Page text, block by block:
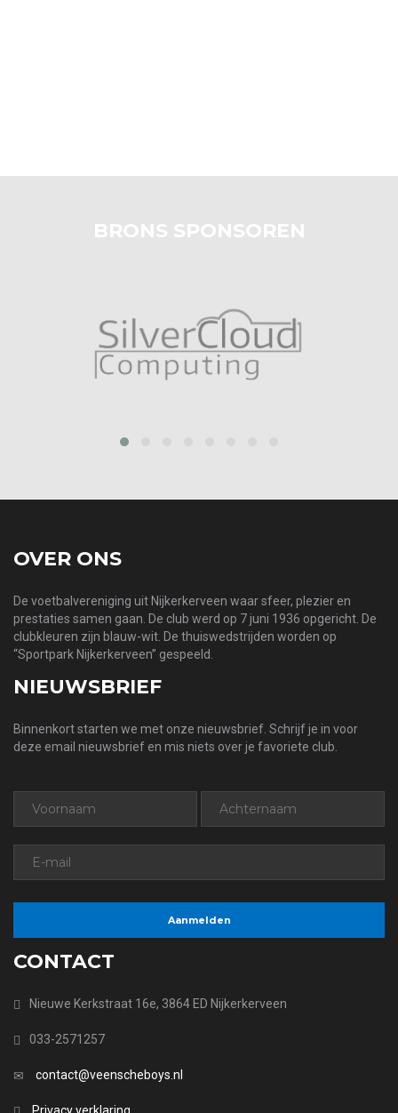
BRONS SPONSOREN
OVER ONS
De voetbalvereniging uit Nijkerkerveen waar sfeer, plezier en
prestaties samen gaan. De club werd op 7 juni 1936 opgericht. De
clubkleuren zijn blauw-wit. De thuiswedstrijden worden op
“Sportpark Nijkerkerveen” gespeeld.
NIEUWSBRIEF
Binnenkort starten we met onze nieuwsbrief. Schrijf je in voor
deze email nieuwsbrief en mis niets over je favoriete club.
CONTACT
Nieuwe Kerkstraat 16e, 3864 ED Nijkerkerveen
033-2571257
contact@veenscheboys.nl